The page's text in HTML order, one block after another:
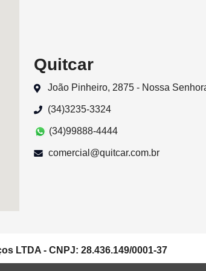
Quitcar
João Pinheiro, 2875 - Nossa
(34)3235-3324
(34)99888-4444
comercial@quitcar.com.br
LTDA - CNPJ: 28.436.149/0001-37